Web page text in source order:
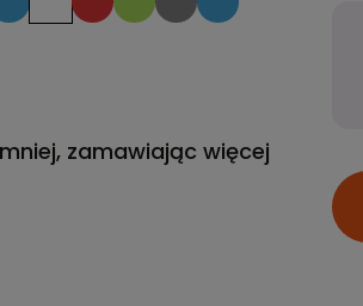
mniej, zamawiając więcej